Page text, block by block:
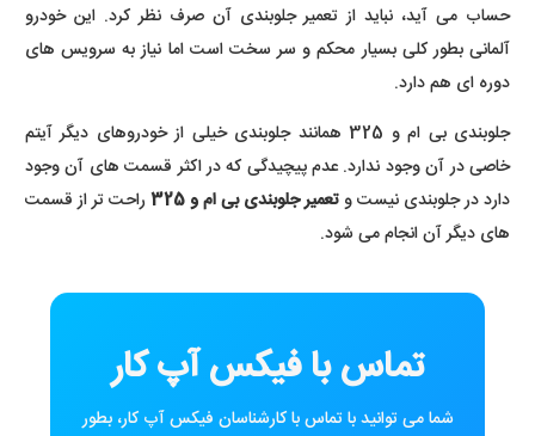
حساب می آید، نباید از تعمیر جلوبندی آن صرف نظر کرد. این خودرو
آلمانی بطور کلی بسیار محکم و سر سخت است اما نیاز به سرویس های
دوره ای هم دارد.
جلوبندی بی ام و 325 همانند جلوبندی خیلی از خودروهای دیگر آیتم
خاصی در آن وجود ندارد. عدم پیچیدگی که در اکثر قسمت های آن وجود
دارد در جلوبندی نیست وتعمیر جلوبندی بی ام و 325
راحت تر از قسمت
های دیگر آن انجام می شود.
تماس با فیکس آپ کار
شما می توانید با تماس با کارشناسان فیکس آپ کار، بطور